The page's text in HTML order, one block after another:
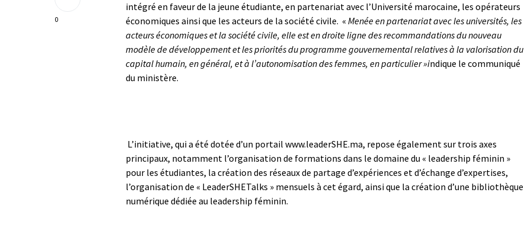
0
intégré en faveur de la jeune étudiante, en partenariat avec l’Université marocaine, les opérateurs
économiques ainsi que les acteurs de la société civile. « Menée en partenariat avec les universités, les
acteurs économiques et la société civile, elle est en droite ligne des recommandations du nouveau
modèle de développement et les priorités du programme gouvernemental relatives à la valorisation du
capital humain, en général, et à l’autonomisation des femmes, en particulier »indique le communiqué
du ministère.
L’initiative, qui a été dotée d’un portail www.leaderSHE.ma, repose également sur trois axes
principaux, notamment l’organisation de formations dans le domaine du « leadership féminin »
pour les étudiantes, la création des réseaux de partage d’expériences et d’échange d’expertises,
l’organisation de « LeaderSHETalks » mensuels à cet égard, ainsi que la création d’une bibliothèque
numérique dédiée au leadership féminin.